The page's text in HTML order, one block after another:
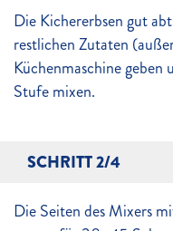
Die Kichererbsen gut
restlichen Zutaten
Küchenmaschine
Stufe mixen.
SCHRITT 2/4
Die Seiten des Mixers